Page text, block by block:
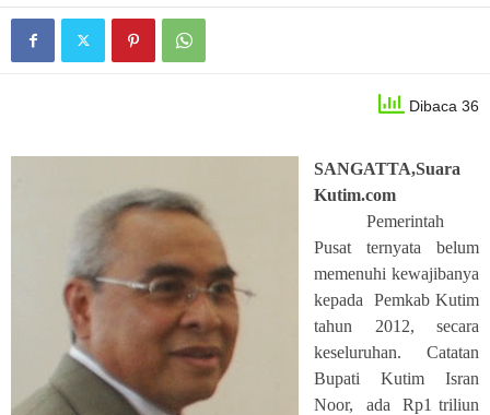
Dibaca 36
SANGATTA,Suara
Kutim.com
Pemerintah
Pusat ternyata belum
memenuhi kewajibanya
kepada Pemkab Kutim
tahun 2012, secara
keseluruhan. Catatan
Bupati Kutim Isran
Noor, ada Rp1 triliun